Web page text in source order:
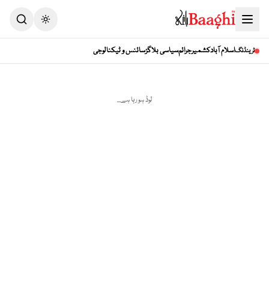
Toggle theme
ٹرینڈنگاسلام آبادکشمیرجرائمسیاسی بلاگزسائنس و ٹیکنالوجی
لوڈ ہو رہا ہے...